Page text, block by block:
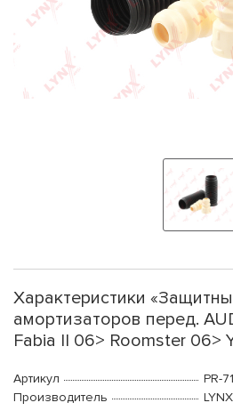
Характеристики
амортизаторов перед.
Fabia II 06> Roomster 06>
Артикул
PR-
Производитель